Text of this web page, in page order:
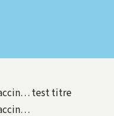
test titre